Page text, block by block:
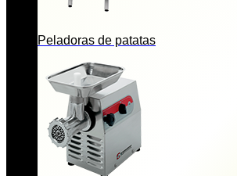
Peladoras de patatas